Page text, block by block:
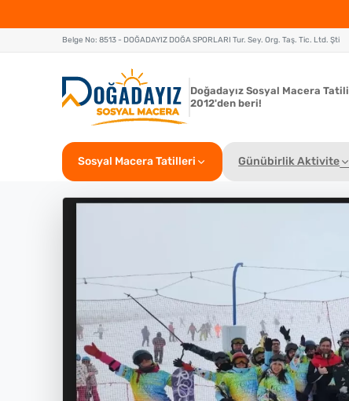
Belge No: 8513 - DOĞADAYIZ DOĞA SPORLARI Tur. Sey. Org. Taş. Tic. Ltd. Şti
Doğadayız Sosyal Macera Tatili
2012'den beri!
Sosyal Macera Tatilleri Günübirlik Aktivite